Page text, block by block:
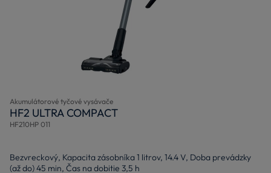
Akumulátorové tyčové vysávače
HF2 ULTRA COMPACT
HF210HP 011
Bezvreckový, Kapacita zásobníka 1 litrov, 14.4 V, Doba prevádzky
(až do) 45 min, Čas na dobitie 3,5 h